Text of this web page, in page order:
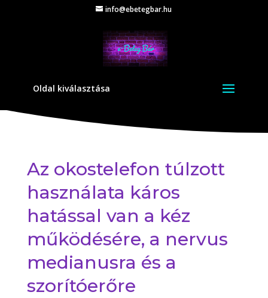
info@ebetegbar.hu
Oldal kiválasztása
Az okostelefon túlzott
használata káros
hatással van a kéz
működésére, a nervus
medianusra és a
szorítóerőre